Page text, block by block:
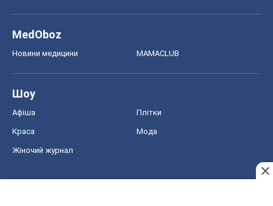
MedOboz
Новини медицини MAMACLUB
Шоу
Афіша Плітки
Краса Мода
Жіночий журнал